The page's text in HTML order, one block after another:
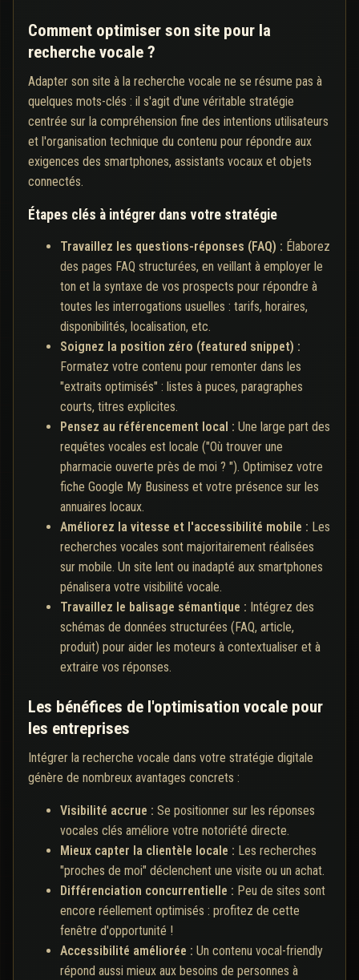
Comment optimiser son site pour la
recherche vocale ?
Adapter son site à la recherche vocale ne se résume pas à
quelques mots-clés : il s'agit d'une véritable stratégie
centrée sur la compréhension fine des intentions utilisateurs
et l'organisation technique du contenu pour répondre aux
exigences des smartphones, assistants vocaux et objets
connectés.
Étapes clés à intégrer dans votre stratégie
Travaillez les questions-réponses (FAQ) : Élaborez
des pages FAQ structurées, en veillant à employer le
ton et la syntaxe de vos prospects pour répondre à
toutes les interrogations usuelles : tarifs, horaires,
disponibilités, localisation, etc.
Soignez la position zéro (featured snippet) :
Formatez votre contenu pour remonter dans les
"extraits optimisés" : listes à puces, paragraphes
courts, titres explicites.
Pensez au référencement local : Une large part des
requêtes vocales est locale ("Où trouver une
pharmacie ouverte près de moi ? "). Optimisez votre
fiche Google My Business et votre présence sur les
annuaires locaux.
Améliorez la vitesse et l'accessibilité mobile : Les
recherches vocales sont majoritairement réalisées
sur mobile. Un site lent ou inadapté aux smartphones
pénalisera votre visibilité vocale.
Travaillez le balisage sémantique : Intégrez des
schémas de données structurées (FAQ, article,
produit) pour aider les moteurs à contextualiser et à
extraire vos réponses.
Les bénéfices de l'optimisation vocale pour
les entreprises
Intégrer la recherche vocale dans votre stratégie digitale
génère de nombreux avantages concrets :
Visibilité accrue : Se positionner sur les réponses
vocales clés améliore votre notoriété directe.
Mieux capter la clientèle locale : Les recherches
"proches de moi" déclenchent une visite ou un achat.
Différenciation concurrentielle : Peu de sites sont
encore réellement optimisés : profitez de cette
fenêtre d'opportunité !
Accessibilité améliorée : Un contenu vocal-friendly
répond aussi mieux aux besoins de personnes à